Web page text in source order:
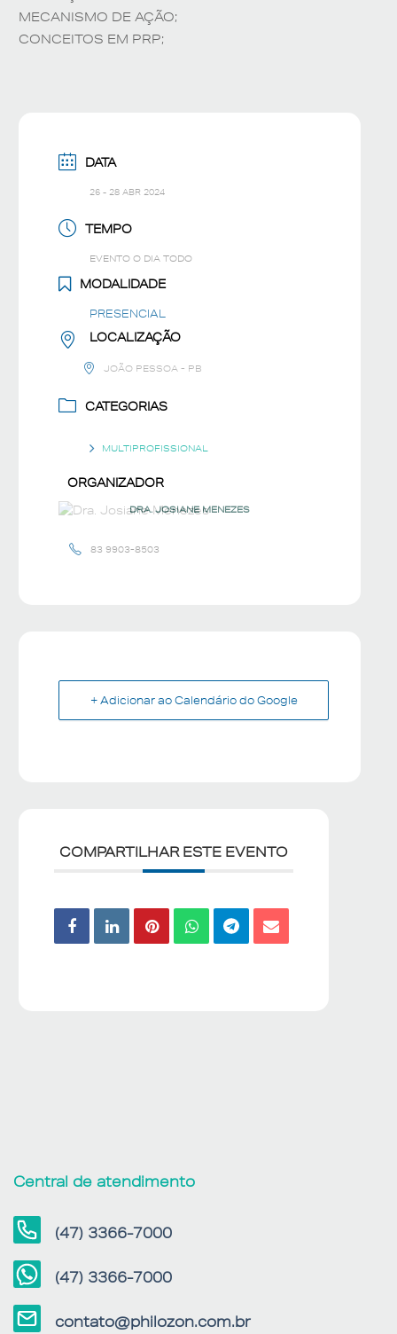
MECANISMO DE AÇÃO;
CONCEITOS EM PRP;
DATA
26 - 28 ABR 2024
TEMPO
EVENTO O DIA TODO
MODALIDADE
PRESENCIAL
LOCALIZAÇÃO
JOÃO PESSOA - PB
CATEGORIAS
MULTIPROFISSIONAL
ORGANIZADOR
DRA. JOSIANE MENEZES
83 9903-8503
+ Adicionar ao Calendário do Google
COMPARTILHAR ESTE EVENTO
Central de atendimento
(47) 3366-7000
(47) 3366-7000
contato@philozon.com.br